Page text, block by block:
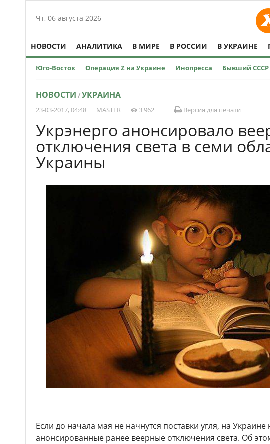
Чт, 06 августа 2026
НОВОСТИ АНАЛИТИКА В МИРЕ В РОССИИ В УКРАИНЕ
Юго-Восток Операция Z на Украине Инопресса Бывший СССР
НОВОСТИ /УКРАИНА
23-03-2017, 04:48 MASTER 3 962 Версия для печати
Укрэнерго анонсировало
отключения света в семи
Украины
Если до начала мая не начнутся поставки угля, на Украине
анонсированные ранее веерные отключения света. Об